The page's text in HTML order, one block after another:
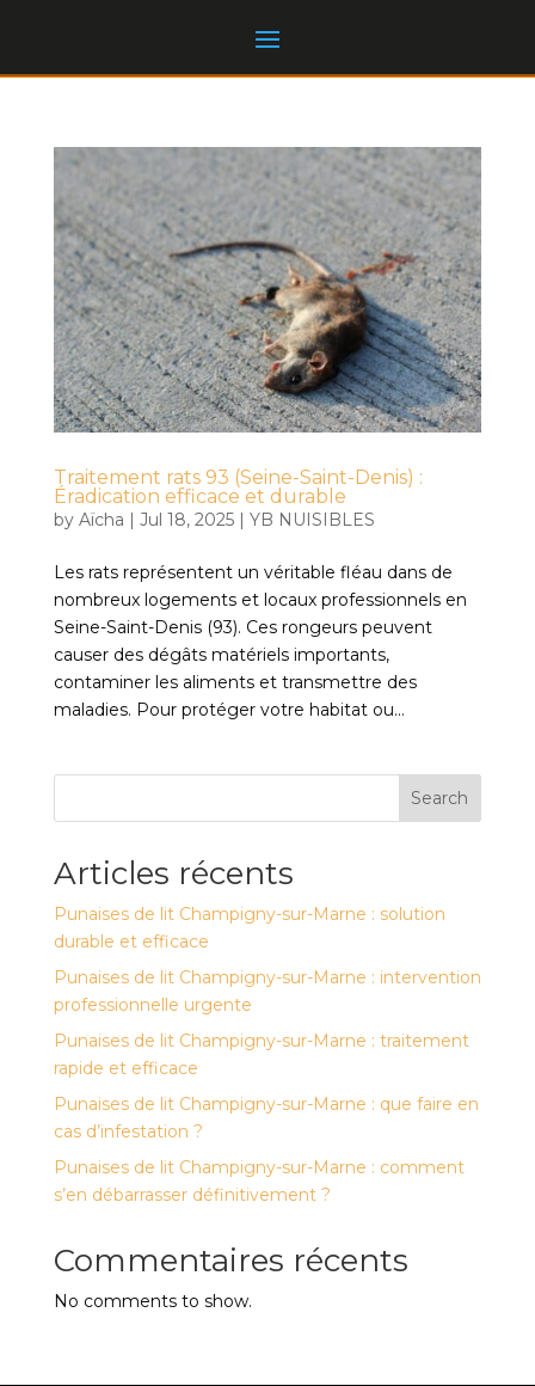
Traitement rats 93 (Seine-Saint-Denis) :
Éradication efficace et durable
by Aïcha | Jul 18, 2025| YB NUISIBLES
Les rats représentent un véritable fléau dans de
nombreux logements et locaux professionnels en
Seine-Saint-Denis (93). Ces rongeurs peuvent
causer des dégâts matériels importants,
contaminer les aliments et transmettre des
maladies. Pour protéger votre habitat ou...
Search
Articles récents
Punaises de lit Champigny-sur-Marne : solution
durable et efficace
Punaises de lit Champigny-sur-Marne : intervention
professionnelle urgente
Punaises de lit Champigny-sur-Marne : traitement
rapide et efficace
Punaises de lit Champigny-sur-Marne : que faire en
cas d’infestation ?
Punaises de lit Champigny-sur-Marne : comment
s’en débarrasser définitivement ?
Commentaires récents
No comments to show.